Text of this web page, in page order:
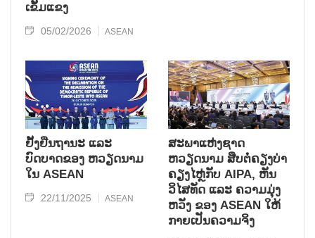
ເຂັ້ມແຂງ
05/02/2026 ASEAN
ຢັ້ງຢືນຖານະ ແລະ
ບົດບາດຂອງ ຫວຽດນາມ
ໃນ ASEAN
22/11/2025 ASEAN
ສະພາແຫ່ງຊາດ
ຫວຽດນາມ ສືບຕໍ່ຄຽງບ່າ
ຄຽງໄຫຼ່ກັບ AIPA, ຫັນ
ວິໄສທັດ ແລະ ຄວາມມຸ່ງ
ຫວັງ ຂອງ ASEAN ໃຫ້
ກາຍເປັນຄວາມຈິງ